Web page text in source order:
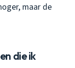
maar de
die ik